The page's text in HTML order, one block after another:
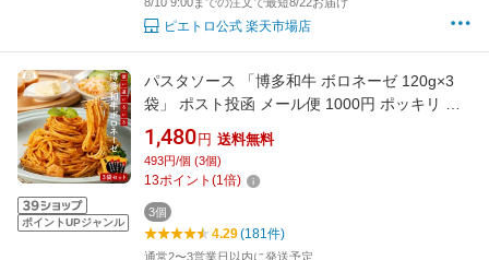
8/10 9:00までの注文で最短8/22お届け
ピエトロ公式 楽天市場店
ポイントUPジャンル
パスタソース 「博多和牛 ボロネーゼ 120g×3
袋」 ポスト投函 メール便 1000円 ポッキリ 福
岡 博多 和牛 ミート パスタ スパゲッティ うど
ん ドリア レトルト パウチ 簡単 ご飯 手軽 弁当
九州 お取り寄せ グルメ ギフト プレゼント 贈り
1,480 円 送料無料
493円/個 (3個)
13ポイント (1倍)
3個
4.29(181件)
通常2〜3営業日以内に発送予定